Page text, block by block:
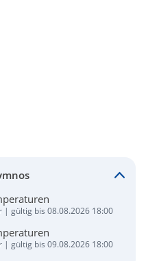
| gültig bis 08.08.2026 18:00
| gültig bis 09.08.2026 18:00